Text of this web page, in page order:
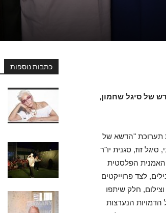
של סיגל שחמון,
קיימה אירוע לפתיחת תערוכת "הדשא של
זוז, סגנית יו"ר
האמנית הפלסטית
לצד פרוייקטים
חלק שיתפו
הדמויות הנערצות
כתבות נוספות